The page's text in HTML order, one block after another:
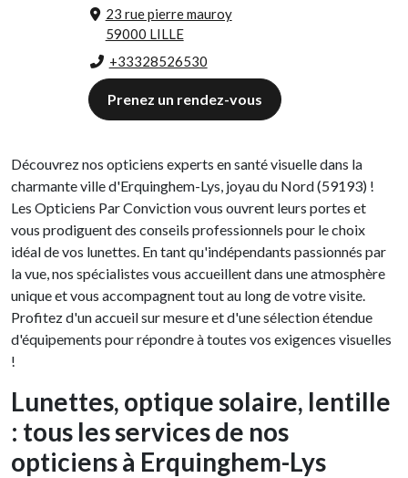
23 rue pierre mauroy
59000 LILLE
+33328526530
Prenez un rendez-vous
Découvrez nos opticiens experts en santé visuelle dans la
charmante ville d'Erquinghem-Lys, joyau du Nord (59193) !
Les Opticiens Par Conviction vous ouvrent leurs portes et
vous prodiguent des conseils professionnels pour le choix
idéal de vos lunettes. En tant qu'indépendants passionnés par
la vue, nos spécialistes vous accueillent dans une atmosphère
unique et vous accompagnent tout au long de votre visite.
Profitez d'un accueil sur mesure et d'une sélection étendue
d'équipements pour répondre à toutes vos exigences visuelles
!
Lunettes, optique solaire, lentille
: tous les services de nos
opticiens à Erquinghem-Lys